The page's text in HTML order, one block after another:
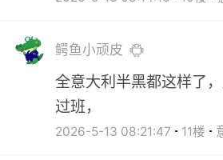
鳄鱼小顽皮
全意大利半黑都这样了
过班，
2026-5-13 08:21:47 11楼